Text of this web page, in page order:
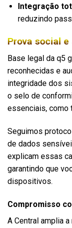
Integração
reduzindo
Prova social
Base legal da q5
reconhecidas e
integridade dos
o selo de
essenciais, como
Seguimos
de dados
explicam essas
garantindo que
dispositivos.
Compromisso
A Central amplia